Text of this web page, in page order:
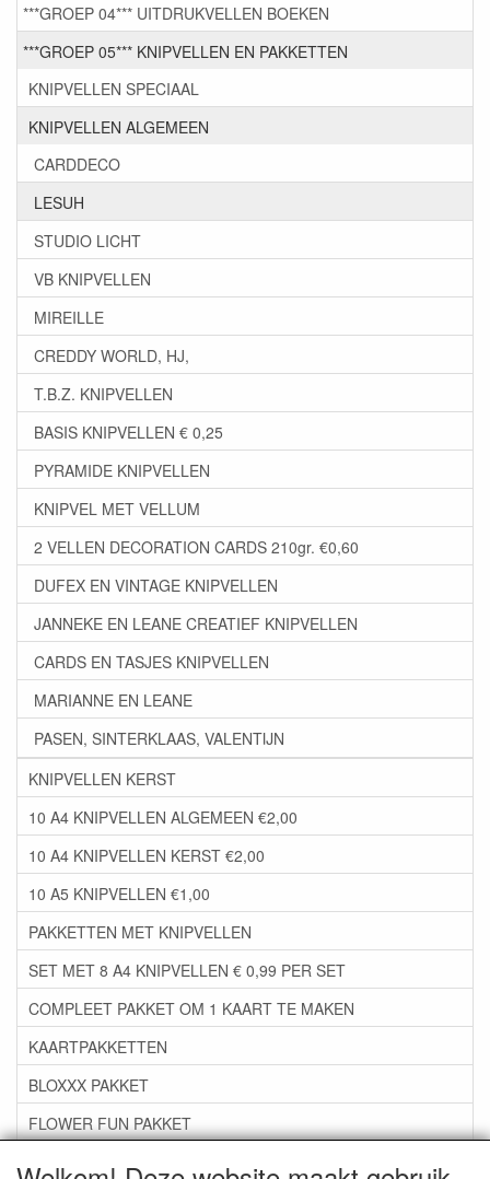
***GROEP 04*** UITDRUKVELLEN BOEKEN
***GROEP 05*** KNIPVELLEN EN PAKKETTEN
KNIPVELLEN SPECIAAL
KNIPVELLEN ALGEMEEN
CARDDECO
LESUH
STUDIO LICHT
VB KNIPVELLEN
MIREILLE
CREDDY WORLD, HJ,
T.B.Z. KNIPVELLEN
BASIS KNIPVELLEN € 0,25
PYRAMIDE KNIPVELLEN
KNIPVEL MET VELLUM
2 VELLEN DECORATION CARDS 210gr. €0,60
DUFEX EN VINTAGE KNIPVELLEN
JANNEKE EN LEANE CREATIEF KNIPVELLEN
CARDS EN TASJES KNIPVELLEN
MARIANNE EN LEANE
PASEN, SINTERKLAAS, VALENTIJN
KNIPVELLEN KERST
10 A4 KNIPVELLEN ALGEMEEN €2,00
10 A4 KNIPVELLEN KERST €2,00
10 A5 KNIPVELLEN €1,00
PAKKETTEN MET KNIPVELLEN
SET MET 8 A4 KNIPVELLEN € 0,99 PER SET
COMPLEET PAKKET OM 1 KAART TE MAKEN
KAARTPAKKETTEN
BLOXXX PAKKET
FLOWER FUN PAKKET
***GROEP 06*** TAPE/LIJM SNIJMALLEN STEMPELS